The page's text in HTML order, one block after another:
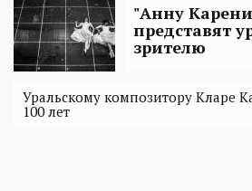
"Анну
представят
зрителю
Уральскому композитору Кларе
100 лет